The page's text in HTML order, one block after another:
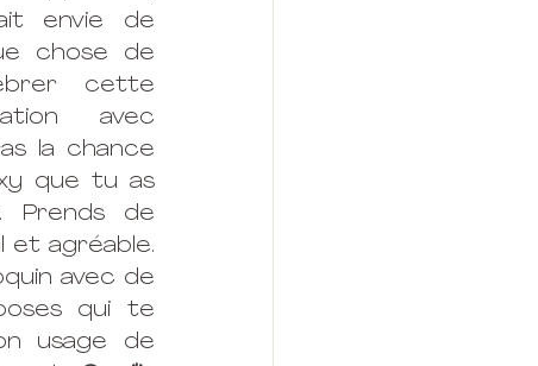
envie de
chose de
cette
la chance
que tu as
Prends de
et agréable.
avec de
qui te
usage de